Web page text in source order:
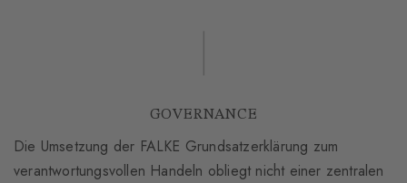
GOVERNANCE
Die Umsetzung der FALKE Grundsatzerklärung zum
verantwortungsvollen Handeln obliegt nicht einer zentralen